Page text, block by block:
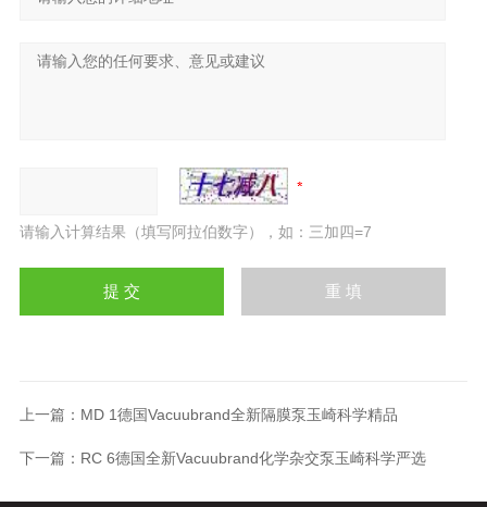
请输入计算结果（填写阿拉伯数字），如：三加四=7
上一篇： MD 1德国Vacuubrand全新隔膜泵玉崎科学精品
下一篇： RC 6德国全新Vacuubrand化学杂交泵玉崎科学严选